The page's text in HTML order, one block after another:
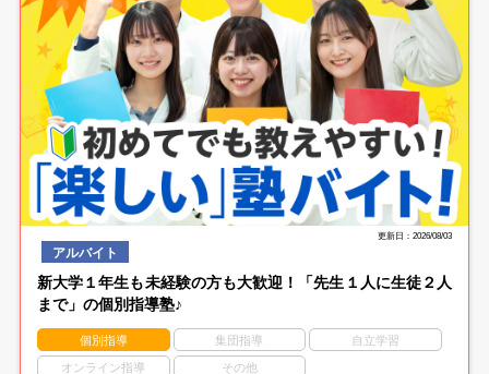
更新日：2026/08/03
アルバイト
新大学１年生も未経験の方も大歓迎！「先生１人に生徒２人
まで」の個別指導塾♪
個別指導 集団指導 自立学習
オンライン指導 その他